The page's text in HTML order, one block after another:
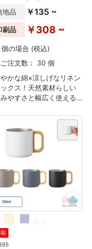
地品 ￥135 ~
刷品 ￥308 ~
の場合 (税込)
注文数： 30 個
やかな綿×涼しげなリネン
クス！天然素材らしい
やすさと幅広く使える
の高いアイテムは名入
よるプロモーション効果
待大。巾着シリーズは豊
サイズ展開や、きゅっと
だけでギフト感が演出で